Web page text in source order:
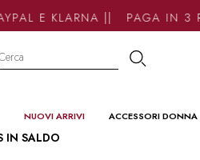
E KLARNA || PAGA IN 3
NUOVI ARRIVI ACCESSORI DONNA
IN SALDO